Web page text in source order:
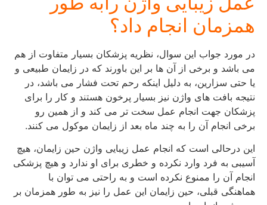
همزمان انجام داد؟
در مورد جواب این سوال، نظریه پزشکان بسیار متفاوت از هم
می باشد و برخی از آن ها بر این باورند که در زایمان طبیعی و
یا حتی سزارین، به دلیل اینکه رحم تحت فشار می باشد، در
نتیجه بافت های واژن نیز بسیار پرخون هستند و کار را برای
پزشکان جهت انجام عمل سخت تر می کند و از همین رو
برخی انجام آن را به چند ماه بعد از زایمان موکول می کنند.
این درحالی است که انجام عمل زیبایی واژن حین زایمان، هیچ
آسیبی به فرد وارد نکرده و خطری برای او ندارد و هیچ پزشکی
انجام آن را ممنوع نکرده است و به راحتی می توان با
هماهنگی قبلی، حین زایمان این عمل را نیز به طور همزمان بر